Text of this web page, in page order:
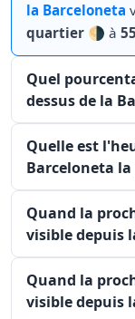
la Barceloneta
quartier 🌗 à
Quel
dessus de la
Quelle est
Barceloneta
Quand la
visible depuis
Quand la
visible depuis